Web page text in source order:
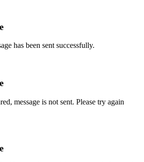
has been sent successfully.
message is not sent. Please try again